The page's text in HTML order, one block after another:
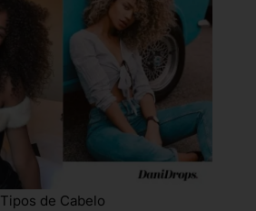
Tipos de Cabelo